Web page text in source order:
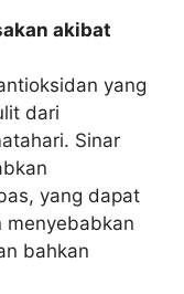
akibat
yang
dari
Sinar
yang dapat
menyebabkan
bahkan